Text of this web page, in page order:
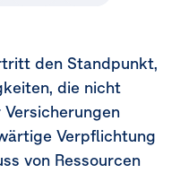
durchschnittliche
den Standpunkt,
die nicht
Verpflichtung
von Ressourcen